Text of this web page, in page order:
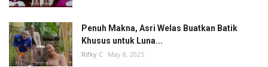
Penuh Makna, Asri Welas Buatkan Batik
Khusus untuk Luna...
Rifky C May 8, 2025